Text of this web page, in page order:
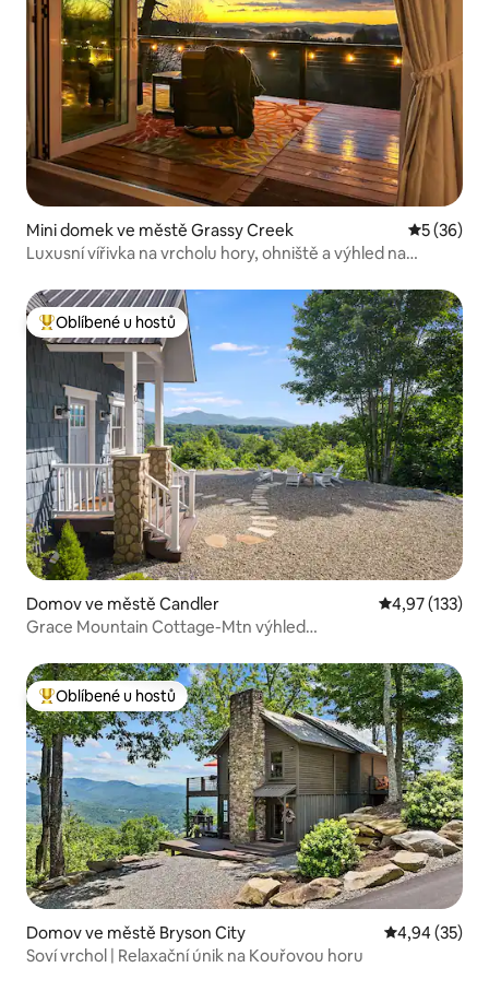
Mini domek ve městě Grassy Creek Průměrné
5 (36)
Luxusní vířivka na vrcholu hory, ohniště a výhled na
Nejlepší v kategorii Oblíbené u hostů
Oblíbené u hostů
Domov ve městě Candler Průměrné
4,97 (133)
Grace Mountain Cottage-Mtn výhled
Nejlepší v kategorii Oblíbené u hostů
Oblíbené u hostů
Domov ve městě Bryson City Průměrné
4,94 (35)
Soví vrchol | Relaxační únik na Kouřovou horu